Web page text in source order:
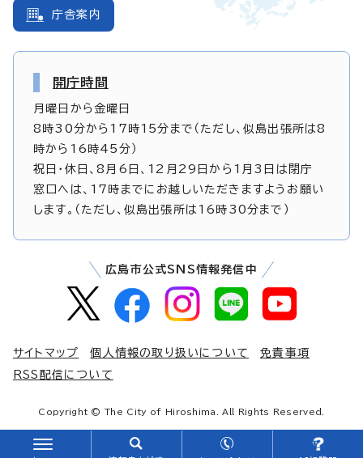
庁舎案内
開庁時間
月曜日から金曜日
8時30分から17時15分まで（ただし、似島出張所は8
時から16時45分）
祝日・休日、8月6日、12月29日から1月3日は閉庁
窓口へは、17時までにお越しいただきますようお願い
します。（ただし、似島出張所は16時30分まで）
広島市公式SNS情報発信中
サイトマップ 個人情報の取り扱いについて
免責事項
RSS配信について
Copyright © The City of Hiroshima. All Rights Reserved.